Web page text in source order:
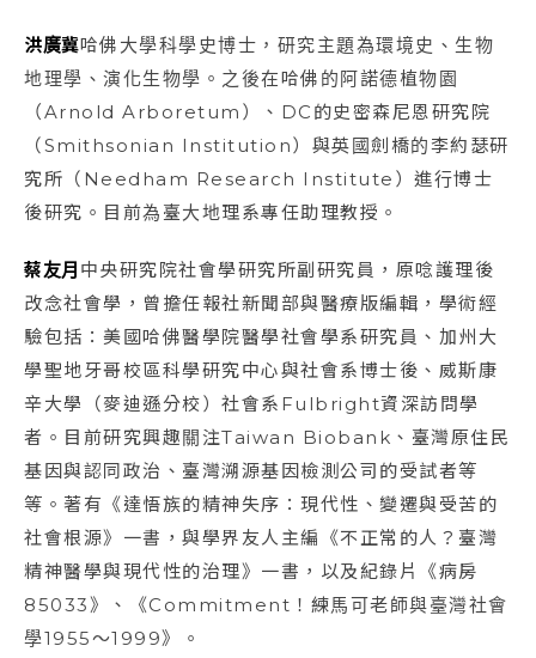
洪廣冀哈佛大學科學史博士，研究主題為環境史、生物
地理學、演化生物學。之後在哈佛的阿諾德植物園
（Arnold Arboretum）、DC的史密森尼恩研究院
（Smithsonian Institution）與英國劍橋的李約瑟研
究所（Needham Research Institute）進行博士
後研究。目前為臺大地理系專任助理教授。
蔡友月 中央研究院社會學研究所副研究員，原唸護理後
改念社會學，曾擔任報社新聞部與醫療版編輯，學術經
驗包括：美國哈佛醫學院醫學社會學系研究員、加州大
學聖地牙哥校區科學研究中心與社會系博士後、威斯康
辛大學（麥迪遜分校）社會系Fulbright資深訪問學
者。目前研究興趣關注Taiwan Biobank、臺灣原住民
基因與認同政治、臺灣溯源基因檢測公司的受試者等
等。著有《達悟族的精神失序：現代性、變遷與受苦的
社會根源》一書，與學界友人主編《不正常的人？臺灣
精神醫學與現代性的治理》一書，以及紀錄片《病房
85033》、《Commitment！練馬可老師與臺灣社會
學1955～1999》。